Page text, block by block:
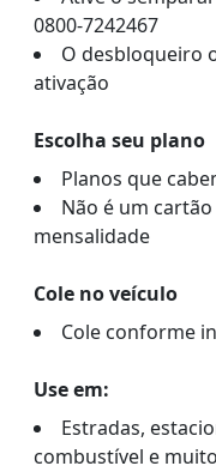
0800-7242467
O desbloqueiro
ativação
Escolha seu plano
Planos que
Não é um
mensalidade
Cole no veículo
Cole conforme
Use em:
Estradas,
combustível e